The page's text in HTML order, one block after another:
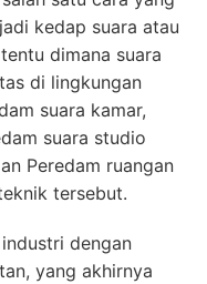
kedap suara atau
dimana suara
di lingkungan
suara kamar,
suara studio
Peredam ruangan
tersebut.
dengan
yang akhirnya